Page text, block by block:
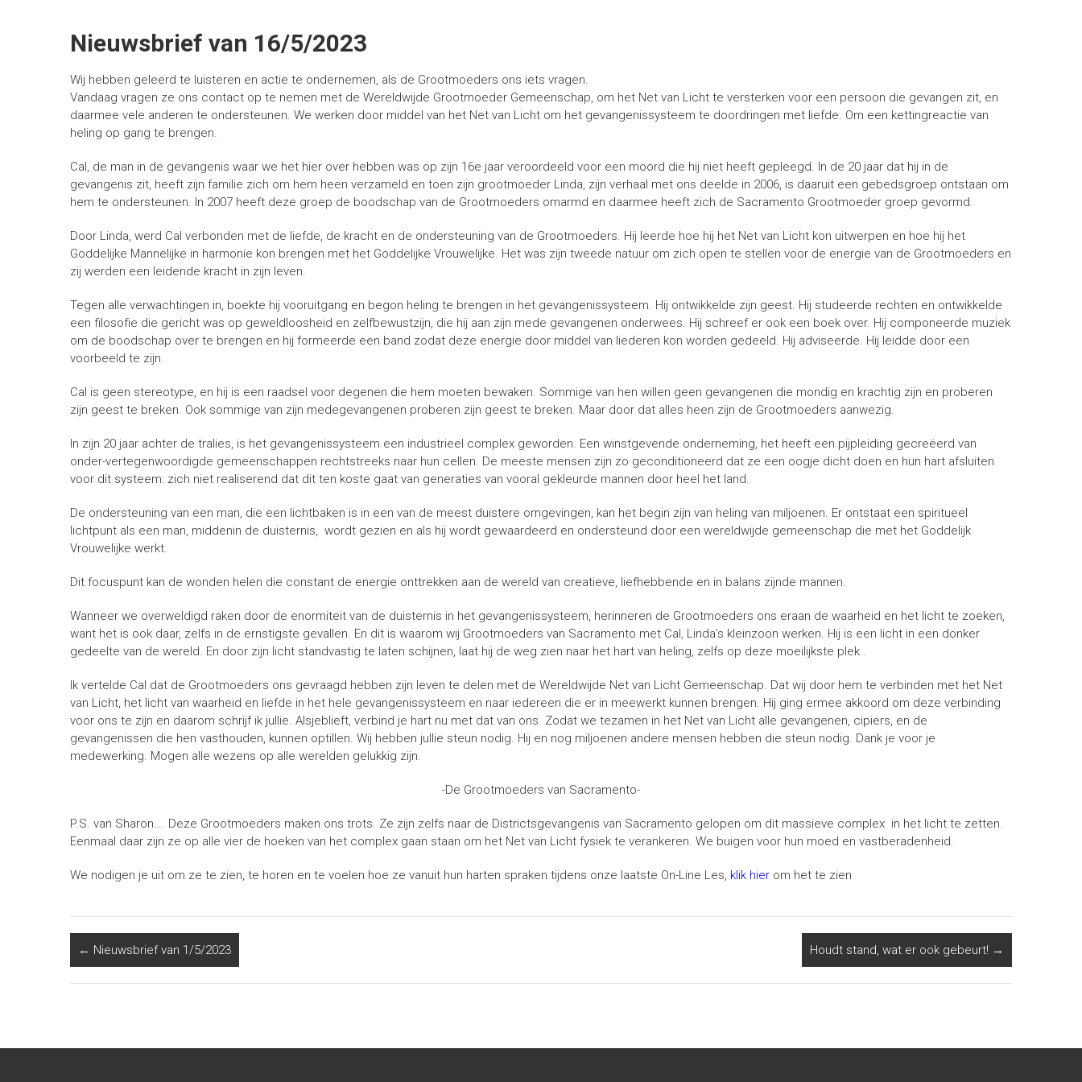
Nieuwsbrief van 16/5/2023
Wij hebben geleerd te luisteren en actie te ondernemen, als de Grootmoeders ons iets vragen.
Vandaag vragen ze ons contact op te nemen met de Wereldwijde Grootmoeder Gemeenschap, om het Net van Licht te versterken voor een persoon die gevangen zit, en
daarmee vele anderen te ondersteunen. We werken door middel van het Net van Licht om het gevangenissysteem te doordringen met liefde. Om een kettingreactie van
heling op gang te brengen.
Cal, de man in de gevangenis waar we het hier over hebben was op zijn 16e jaar veroordeeld voor een moord die hij niet heeft gepleegd. In de 20 jaar dat hij in de
gevangenis zit, heeft zijn familie zich om hem heen verzameld en toen zijn grootmoeder Linda, zijn verhaal met ons deelde in 2006, is daaruit een gebedsgroep ontstaan om
hem te ondersteunen. In 2007 heeft deze groep de boodschap van de Grootmoeders omarmd en daarmee heeft zich de Sacramento Grootmoeder groep gevormd.
Door Linda, werd Cal verbonden met de liefde, de kracht en de ondersteuning van de Grootmoeders. Hij leerde hoe hij het Net van Licht kon uitwerpen en hoe hij het
Goddelijke Mannelijke in harmonie kon brengen met het Goddelijke Vrouwelijke. Het was zijn tweede natuur om zich open te stellen voor de energie van de Grootmoeders en
zij werden een leidende kracht in zijn leven.
Tegen alle verwachtingen in, boekte hij vooruitgang en begon heling te brengen in het gevangenissysteem. Hij ontwikkelde zijn geest. Hij studeerde rechten en ontwikkelde
een filosofie die gericht was op geweldloosheid en zelfbewustzijn, die hij aan zijn mede gevangenen onderwees. Hij schreef er ook een boek over. Hij componeerde muziek
om de boodschap over te brengen en hij formeerde een band zodat deze energie door middel van liederen kon worden gedeeld. Hij adviseerde. Hij leidde door een
voorbeeld te zijn.
Cal is geen stereotype, en hij is een raadsel voor degenen die hem moeten bewaken. Sommige van hen willen geen gevangenen die mondig en krachtig zijn en proberen
zijn geest te breken. Ook sommige van zijn medegevangenen proberen zijn geest te breken. Maar door dat alles heen zijn de Grootmoeders aanwezig.
In zijn 20 jaar achter de tralies, is het gevangenissysteem een industrieel complex geworden. Een winstgevende onderneming, het heeft een pijpleiding gecreëerd van
onder-vertegenwoordigde gemeenschappen rechtstreeks naar hun cellen. De meeste mensen zijn zo geconditioneerd dat ze een oogje dicht doen en hun hart afsluiten
voor dit systeem: zich niet realiserend dat dit ten koste gaat van generaties van vooral gekleurde mannen door heel het land.
De ondersteuning van een man, die een lichtbaken is in een van de meest duistere omgevingen, kan het begin zijn van heling van miljoenen. Er ontstaat een spiritueel
lichtpunt als een man, middenin de duisternis, wordt gezien en als hij wordt gewaardeerd en ondersteund door een wereldwijde gemeenschap die met het Goddelijk
Vrouwelijke werkt.
Dit focuspunt kan de wonden helen die constant de energie onttrekken aan de wereld van creatieve, liefhebbende en in balans zijnde mannen.
Wanneer we overweldigd raken door de enormiteit van de duisternis in het gevangenissysteem, herinneren de Grootmoeders ons eraan de waarheid en het licht te zoeken,
want het is ook daar, zelfs in de ernstigste gevallen. En dit is waarom wij Grootmoeders van Sacramento met Cal, Linda’s kleinzoon werken. Hij is een licht in een donker
gedeelte van de wereld. En door zijn licht standvastig te laten schijnen, laat hij de weg zien naar het hart van heling, zelfs op deze moeilijkste plek .
Ik vertelde Cal dat de Grootmoeders ons gevraagd hebben zijn leven te delen met de Wereldwijde Net van Licht Gemeenschap. Dat wij door hem te verbinden met het Net
van Licht, het licht van waarheid en liefde in het hele gevangenissysteem en naar iedereen die er in meewerkt kunnen brengen. Hij ging ermee akkoord om deze verbinding
voor ons te zijn en daarom schrijf ik jullie. Alsjeblieft, verbind je hart nu met dat van ons. Zodat we tezamen in het Net van Licht alle gevangenen, cipiers, en de
gevangenissen die hen vasthouden, kunnen optillen. Wij hebben jullie steun nodig. Hij en nog miljoenen andere mensen hebben die steun nodig. Dank je voor je
medewerking. Mogen alle wezens op alle werelden gelukkig zijn.
-De Grootmoeders van Sacramento-
P.S. van Sharon…. Deze Grootmoeders maken ons trots. Ze zijn zelfs naar de Districtsgevangenis van Sacramento gelopen om dit massieve complex in het licht te zetten.
Eenmaal daar zijn ze op alle vier de hoeken van het complex gaan staan om het Net van Licht fysiek te verankeren. We buigen voor hun moed en vastberadenheid.
We nodigen je uit om ze te zien, te horen en te voelen hoe ze vanuit hun harten spraken tijdens onze laatste On-Line Les, klik hier om het te zien
← Nieuwsbrief van 1/5/2023 Houdt stand, wat er ook gebeurt! →